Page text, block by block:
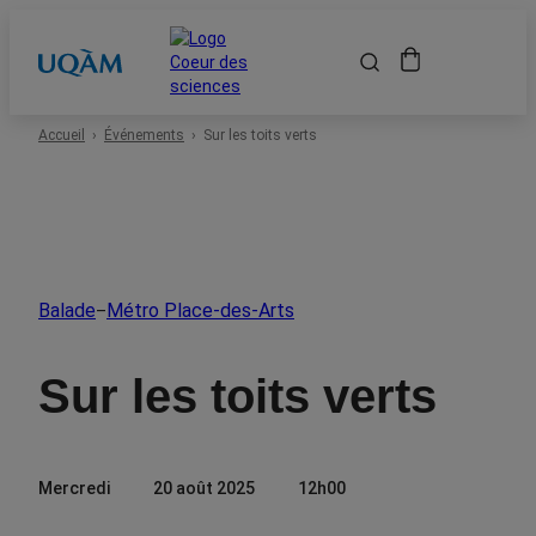
Accueil
À propos
Location de salles
Accueil Événements Sur les toits verts
Balade–Métro Place-des-Arts
Sur les toits verts
Mercredi 20 août 2025 12h00